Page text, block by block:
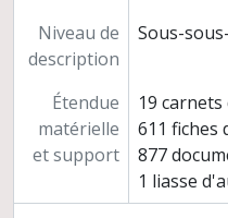
Activités
Autres
Niveau de
description
Sous-
Étendue
matérielle
et support
19
611 fiches
877
1 liasse